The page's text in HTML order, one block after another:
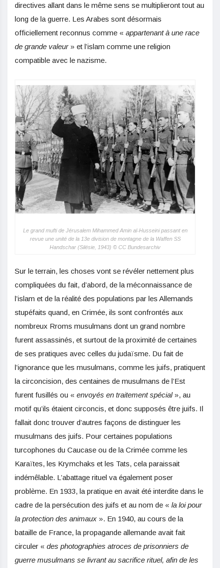
directives allant dans le même sens se multiplieront tout au
long de la guerre. Les Arabes sont désormais
officiellement reconnus comme « appartenant à une race
de grande valeur» et l’islam comme une religion
compatible avec le nazisme.
Le grand mufti de Jérusalem Mihammed Amin al-Husseini passant en
revue une unité de la 13e division de montagne de la Waffen SS
Handschar (Silésie, 1943) © CC Bundesarchiv
Sur le terrain, les choses vont se révéler nettement plus
compliquées du fait, d’abord, de la méconnaissance de
l’islam et de la réalité des populations par les Allemands
stupéfaits quand, en Crimée, ils sont confrontés aux
nombreux Rroms musulmans dont un grand nombre
furent assassinés, et surtout de la proximité de certaines
de ses pratiques avec celles du judaïsme. Du fait de
l’ignorance que les musulmans, comme les juifs, pratiquent
la circoncision, des centaines de musulmans de l’Est
furent fusillés ou « envoyés en traitement spécial», au
motif qu’ils étaient circoncis, et donc supposés être juifs. Il
fallait donc trouver d’autres façons de distinguer les
musulmans des juifs. Pour certaines populations
turcophones du Caucase ou de la Crimée comme les
Karaïtes, les Krymchaks et les Tats, cela paraissait
indémêlable. L’abattage rituel va également poser
problème. En 1933, la pratique en avait été interdite dans le
cadre de la persécution des juifs et au nom de « la loi pour
la protection des animaux ». En 1940, au cours de la
bataille de France, la propagande allemande avait fait
circuler « des photographies atroces de prisonniers de
guerre musulmans se livrant au sacrifice rituel, afin de les